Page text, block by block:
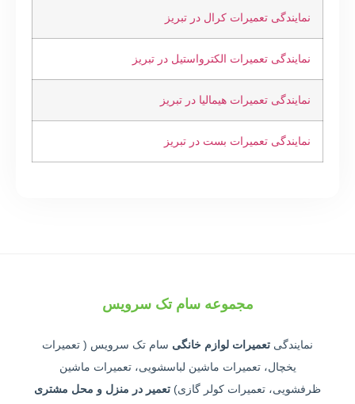
نمایندگی تعمیرات کرال در تبریز
نمایندگی تعمیرات الکترواستیل در تبریز
نمایندگی تعمیرات هیمالیا در تبریز
نمایندگی تعمیرات بست در تبریز
مجموعه سام تک سرویس
نمایندگی تعمیرات لوازم خانگی سام تک سرویس ( تعمیرات
یخچال، تعمیرات ماشین لباسشویی، تعمیرات ماشین
ظرفشویی، تعمیرات کولر گازی) تعمیر در منزل و محل مشتری